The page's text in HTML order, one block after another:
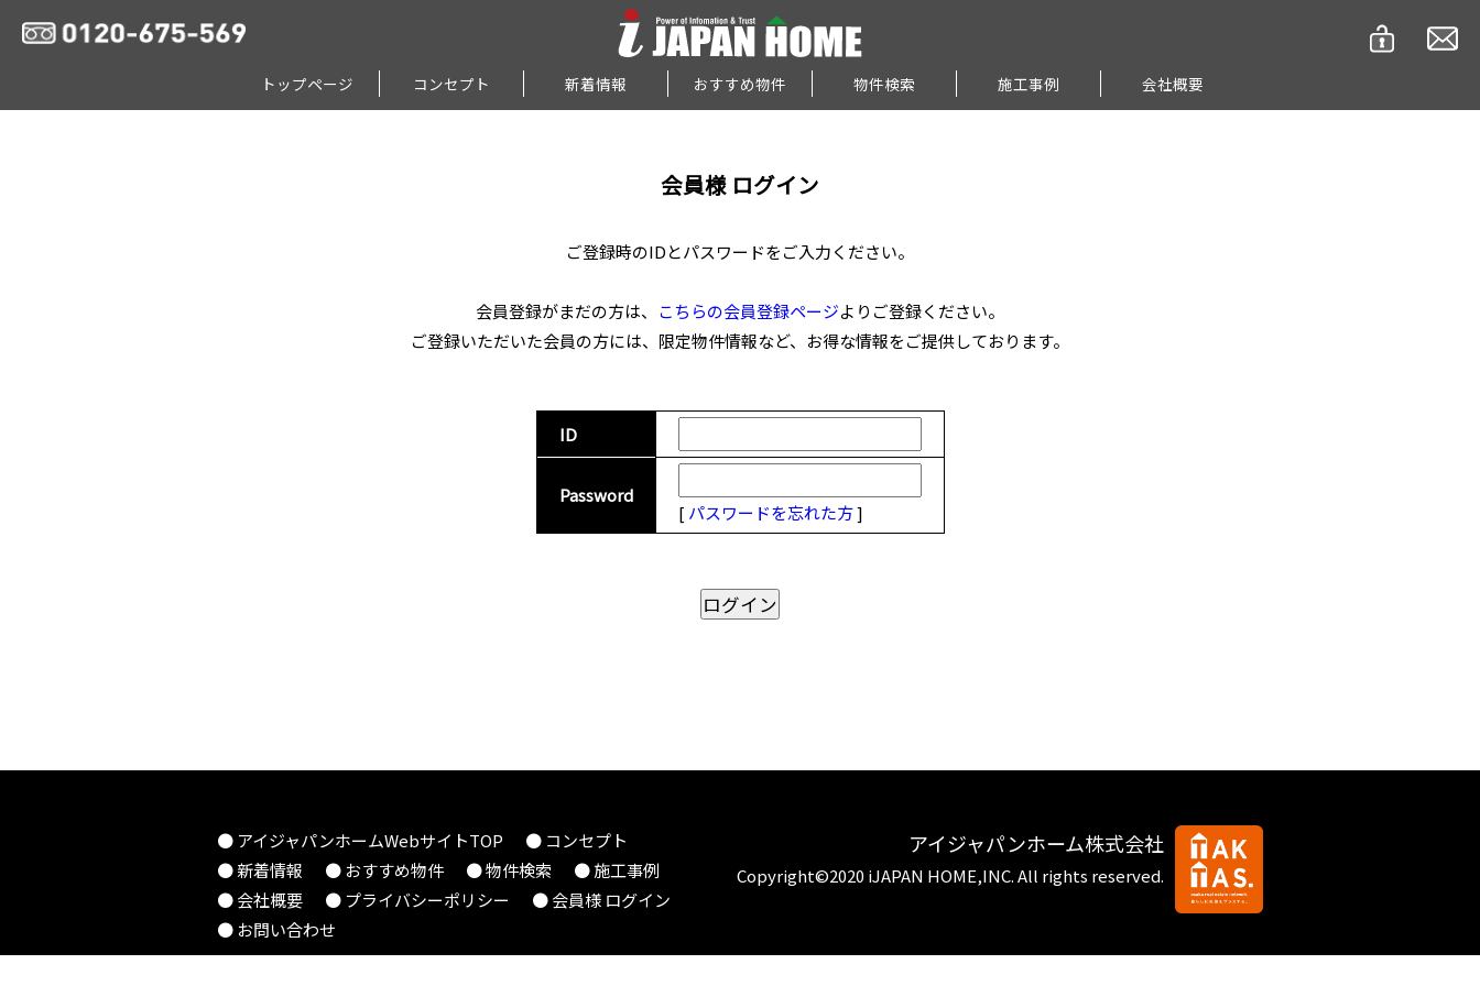
トップページ コンセプト 新着情報 おすすめ物件 物件検索 施工事例 会社概要
会員様 ログイン
ご登録時のIDとパスワードをご入力ください。
会員登録がまだの方は、 こちらの会員登録ページよりご登録ください。
ご登録いただいた会員の方には、限定物件情報など、お得な情報をご提供しております。
ID
Password
[ パスワードを忘れた方]
● アイジャパンホームWebサイトTOP
● コンセプト
● 新着情報
● おすすめ物件 ● 物件検索
● 施工事例
● 会社概要
● プライバシーポリシー
● 会員様 ログイン
● お問い合わせ
アイジャパンホーム株式会社
Copyright©2020 iJAPAN HOME,INC.All rights reserved.